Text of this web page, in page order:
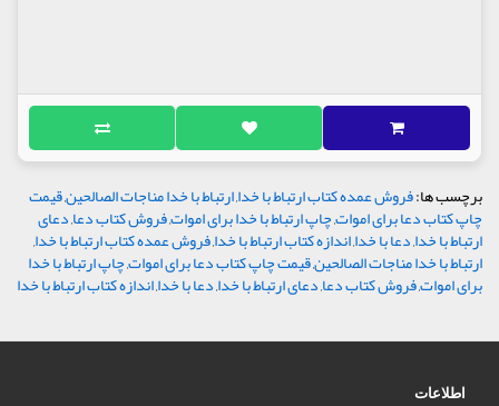
برچسب ها:فروش عمده کتاب ارتباط با خدا,ارتباط با خدا مناجات الصالحین,قیمت
چاپ کتاب دعا برای اموات,چاپ ارتباط با خدا برای اموات,فروش کتاب دعا,دعای
ارتباط با خدا,دعا با خدا,اندازه کتاب ارتباط با خدا,فروش عمده کتاب ارتباط با خدا,
ارتباط با خدا مناجات الصالحین,قیمت چاپ کتاب دعا برای اموات,چاپ ارتباط با خدا
برای اموات,فروش کتاب دعا,دعای ارتباط با خدا,دعا با خدا,اندازه کتاب ارتباط با خدا
اطلاعات